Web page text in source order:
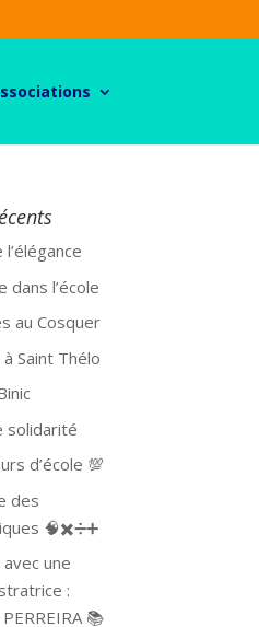
dans l’école
au Cosquer
Saint Thélo
solidarité
d’école 💯
des
🧠✖️➗➕
une
:
📚